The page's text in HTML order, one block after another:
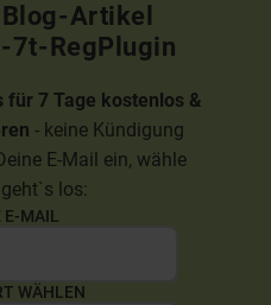
Artikel
7t-RegPlugin
für 7 Tage kostenlos &
- keine Kündigung
E-Mail ein, wähle
los:
E-MAIL
WÄHLEN